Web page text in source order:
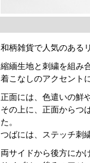
和柄雑貨で人気のある
縮緬生地と刺繍を組み
着こなしのアクセント
正面には、色遣いの鮮
その上に、正面からつ
た。
つばには、ステッチ刺
両サイドから後方にか